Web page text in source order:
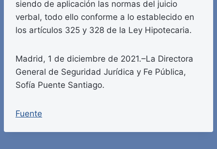
siendo de aplicación las normas del juicio
verbal, todo ello conforme a lo establecido en
los artículos 325 y 328 de la Ley Hipotecaria.
Madrid, 1 de diciembre de 2021.–La Directora
General de Seguridad Jurídica y Fe Pública,
Sofía Puente Santiago.
Fuente